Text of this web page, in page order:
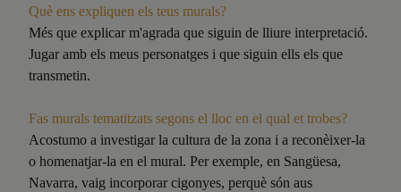
Què ens expliquen els teus murals?
Més que explicar m'agrada que siguin de lliure interpretació.
Jugar amb els meus personatges i que siguin ells els que
transmetin.
Fas murals tematitzats segons el lloc en el qual et trobes?
Acostumo a investigar la cultura de la zona i a reconèixer-la
o homenatjar-la en el mural. Per exemple, en Sangüesa,
Navarra, vaig incorporar cigonyes, perquè són aus